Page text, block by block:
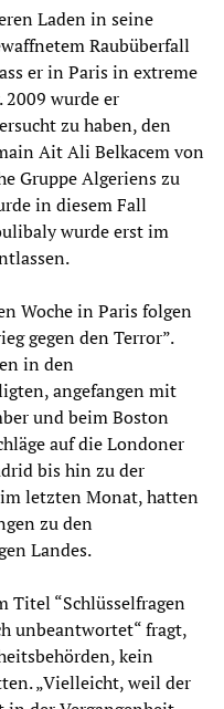
Laden in seine
Raubüberfall
er in Paris in extreme
2009 wurde er
zu haben, den
Ait Ali Belkacem von
Gruppe Algeriens zu
in diesem Fall
wurde erst im
Woche in Paris folgen
gegen den Terror”.
in den
angefangen mit
und beim Boston
auf die Londoner
bis hin zu der
im letzten Monat, hatten
zu den
Landes.
Titel “Schlüsselfragen
unbeantwortet“ fragt,
kein
„Vielleicht, weil der